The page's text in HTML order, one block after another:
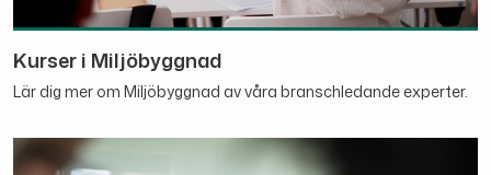
Kurser i Miljöbyggnad
Lär dig mer om Miljöbyggnad av våra branschledande experter.